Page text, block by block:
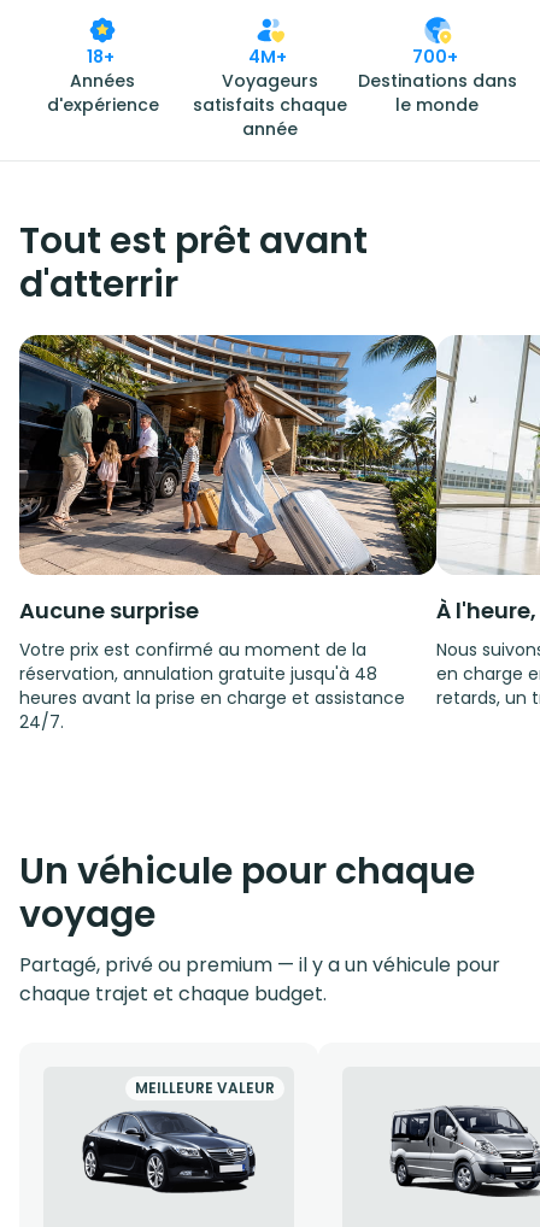
18+
Années
d'expérience
4M+
Voyageurs
satisfaits chaque
année
700+
Destinations dans
le monde
Tout est prêt avant
d'atterrir
Aucune surprise
Votre prix est confirmé au moment de la
réservation, annulation gratuite jusqu'à 48
heures avant la prise en charge et assistance
24/7.
À
Nous
en charge
retards, un
Un véhicule pour chaque
voyage
Partagé, privé ou premium — il y a un véhicule pour
chaque trajet et chaque budget.
MEILLEURE VALEUR